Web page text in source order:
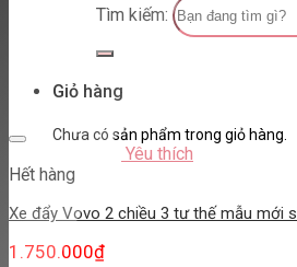
Tìm kiếm:
Giỏ hàng
Chưa có sản phẩm trong giỏ hàng.
Yêu thích
Hết hàng
Xe đẩy Vovo 2 chiều 3 tư thế mẫu mới
1.750.000₫